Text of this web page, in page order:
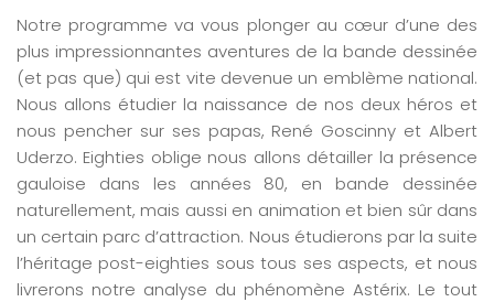
Notre programme va vous plonger au cœur d’une des
plus impressionnantes aventures de la bande dessinée
(et pas que) qui est vite devenue un emblème national.
Nous allons étudier la naissance de nos deux héros et
nous pencher sur ses papas, René Goscinny et Albert
Uderzo. Eighties oblige nous allons détailler la présence
gauloise dans les années 80, en bande dessinée
naturellement, mais aussi en animation et bien sûr dans
un certain parc d’attraction. Nous étudierons par la suite
l’héritage post-eighties sous tous ses aspects, et nous
livrerons notre analyse du phénomène Astérix. Le tout